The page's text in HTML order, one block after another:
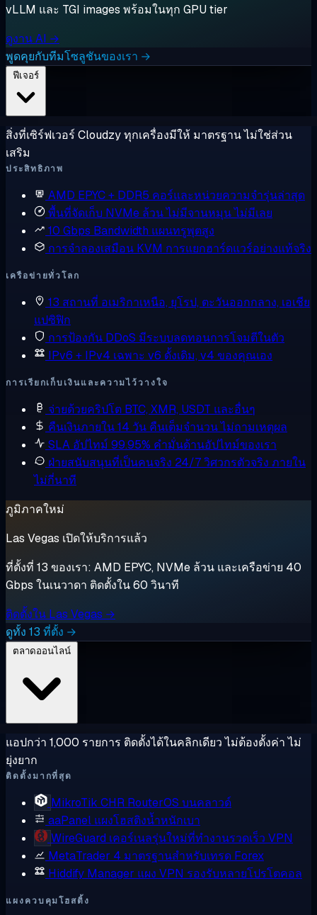
vLLM และ TGI images พร้อมในทุก GPU tier
ดูงาน AI →
พูดคุยกับทีมโซลูชันของเรา →
สิ่งที่เซิร์ฟเวอร์ Cloudzy ทุกเครื่องมีให้ มาตรฐาน ไม่ใช่ส่วน
เสริม
ประสิทธิภาพ
AMD EPYC + DDR5 คอร์และหน่วยความจำรุ่นล่าสุด
พื้นที่จัดเก็บ NVMe ล้วนไม่มีจานหมุน ไม่มีเลย
10 Gbps Bandwidth แผนทรูพุตสูง
การจำลองเสมือน KVM การแยกฮาร์ดแวร์อย่างแท้จริง
เครือข่ายทั่วโลก
13 สถานที่ อเมริกาเหนือ, ยุโรป, ตะวันออกกลาง, เอเชีย
แปซิฟิก
การป้องกัน DDoS มีระบบลดทอนการโจมตีในตัว
IPv6 + IPv4 เฉพาะ v6 ดั้งเดิม, v4 ของคุณเอง
การเรียกเก็บเงินและความไว้วางใจ
จ่ายด้วยคริปโต BTC, XMR, USDT และอื่นๆ
คืนเงินภายใน 14 วัน คืนเต็มจำนวน ไม่ถามเหตุผล
SLA อัปไทม์ 99.95% คำมั่นด้านอัปไทม์ของเรา
ฝ่ายสนับสนุนที่เป็นคนจริง 24/7วิศวกรตัวจริง ภายใน
ไม่กี่นาที
ภูมิภาคใหม่
Las Vegas เปิดให้บริการแล้ว
ที่ตั้งที่ 13 ของเรา: AMD EPYC, NVMe ล้วน และเครือข่าย 40
Gbps ในเนวาดา ติดตั้งใน 60 วินาที
ติดตั้งใน Las Vegas →
ดูทั้ง 13 ที่ตั้ง →
แอปกว่า 1,000 รายการ ติดตั้งได้ในคลิกเดียว ไม่ต้องตั้งค่า ไม่
ยุ่งยาก
ติดตั้งมากที่สุด
MikroTik CHR RouterOS บนคลาวด์
aaPanel แผงโฮสติงน้ำหนักเบา
WireGuard เคอร์เนลรุ่นใหม่ที่ทำงานรวดเร็ว VPN
MetaTrader 4 มาตรฐานสำหรับเทรด Forex
Hiddify Manager แผง VPN รองรับหลายโปรโตคอล
แผงควบคุมโฮสติ้ง